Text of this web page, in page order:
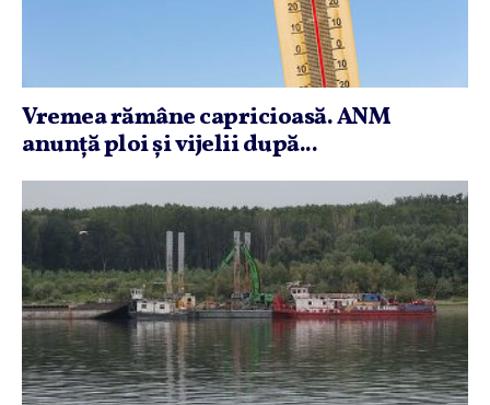
Vremea rămâne capricioasă. ANM
anunţă ploi şi vijelii după...